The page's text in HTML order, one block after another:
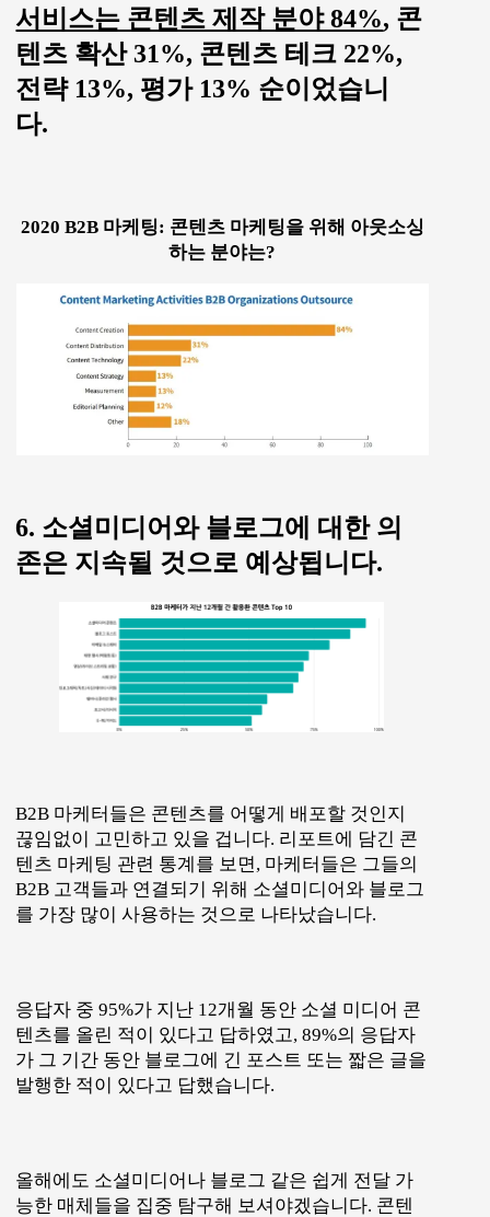
서비스는 콘텐츠 제작 분야 84%, 콘
텐츠 확산 31%, 콘텐츠 테크 22%,
전략 13%, 평가 13% 순이었습니
다.
2020 B2B 마케팅: 콘텐츠 마케팅을 위해 아웃소싱
하는 분야는?
6. 소셜미디어와 블로그에 대한 의
존은 지속될 것으로 예상됩니다.
B2B 마케터들은 콘텐츠를 어떻게 배포할 것인지
끊임없이 고민하고 있을 겁니다. 리포트에 담긴 콘
텐츠 마케팅 관련 통계를 보면, 마케터들은 그들의
B2B 고객들과 연결되기 위해 소셜미디어와 블로그
를 가장 많이 사용하는 것으로 나타났습니다.
응답자 중 95%가 지난 12개월 동안 소셜 미디어 콘
텐츠를 올린 적이 있다고 답하였고, 89%의 응답자
가 그 기간 동안 블로그에 긴 포스트 또는 짧은 글을
발행한 적이 있다고 답했습니다.
올해에도 소셜미디어나 블로그 같은 쉽게 전달 가
능한 매체들을 집중 탐구해 보셔야겠습니다. 콘텐